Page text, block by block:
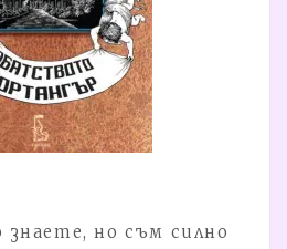
знаете, но съм силно